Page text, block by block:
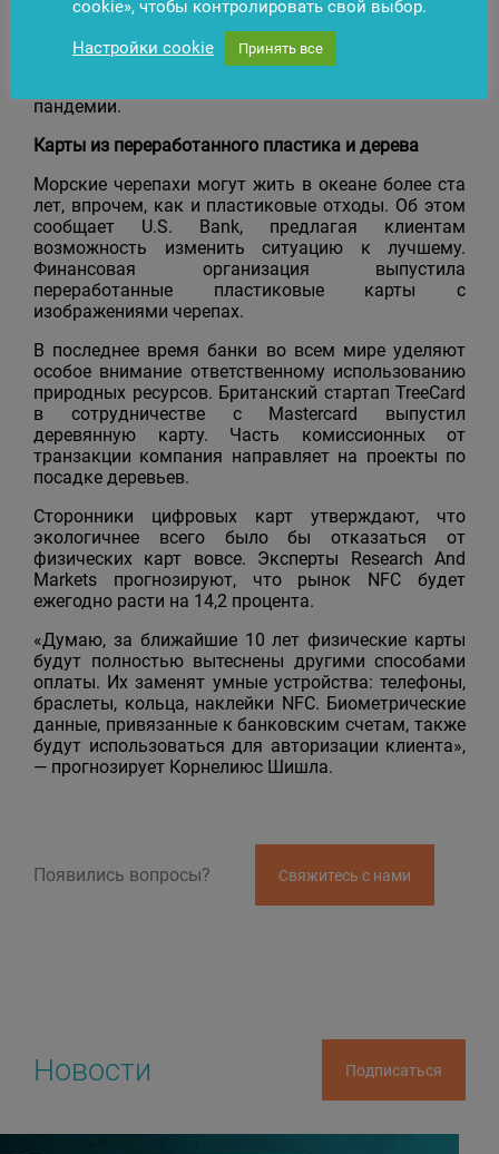
кода достаточно будет просто прикоснуться к
дактилоскопическому сенсору. Физический
контакт с клавиатурой платежного терминала
пандемии.
Карты из переработанного пластика и дерева
Морские черепахи могут жить в океане более ста
лет, впрочем, как и пластиковые отходы. Об этом
сообщает U.S. Bank, предлагая клиентам
возможность изменить ситуацию к лучшему.
Финансовая организация выпустила
переработанные пластиковые карты с
изображениями черепах.
В последнее время банки во всем мире уделяют
особое внимание ответственному использованию
природных ресурсов. Британский стартап TreeCard
в сотрудничестве с Mastercard выпустил
деревянную карту. Часть комиссионных от
транзакции компания направляет на проекты по
посадке деревьев.
Сторонники цифровых карт утверждают, что
экологичнее всего было бы отказаться от
физических карт вовсе. Эксперты Research And
Markets прогнозируют, что рынок NFC будет
ежегодно расти на 14,2 процента.
«Думаю, за ближайшие 10 лет физические карты
будут полностью вытеснены другими способами
оплаты. Их заменят умные устройства: телефоны,
браслеты, кольца, наклейки NFC. Биометрические
данные, привязанные к банковским счетам, также
будут использоваться для авторизации клиента»,
— прогнозирует Корнелиюс Шишла.
Появились вопросы? Свяжитесь с нами
Новости Подписаться
cookie», чтобы контролировать свой выбор.
Настройки cookie Принять все